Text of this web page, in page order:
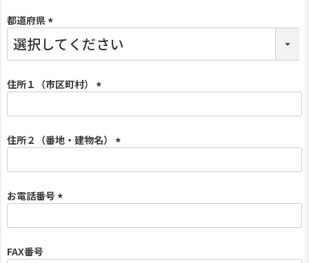
)
都道府県
必
)
住所１（市区町村）
必
)
住所２（番地・建物名）
必
)
お電話番号
必
)
FAX番号